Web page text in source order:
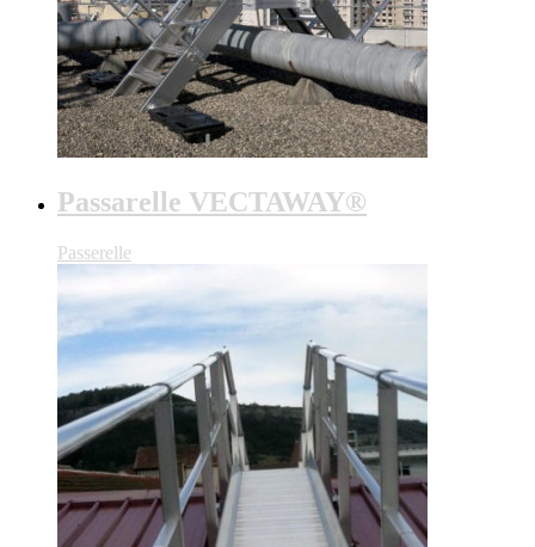
Passarelle VECTAWAY®
Passerelle